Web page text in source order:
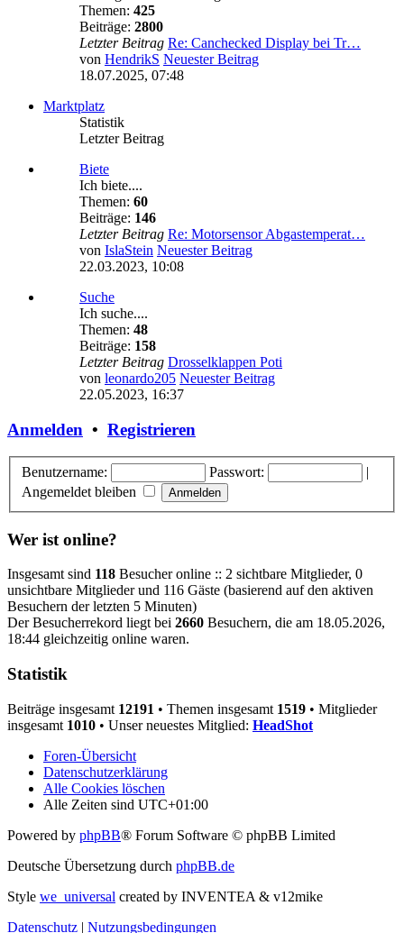
Themen: 425
Beiträge: 2800
Letzter Beitrag Re: Canchecked Display bei Tr…
von HendrikS Neuester Beitrag
18.07.2025, 07:48
Marktplatz
Statistik
Letzter Beitrag
Biete
Ich biete....
Themen: 60
Beiträge: 146
Letzter Beitrag Re: Motorsensor Abgastemperat…
von IslaStein Neuester Beitrag
22.03.2023, 10:08
Suche
Ich suche....
Themen: 48
Beiträge: 158
Letzter Beitrag Drosselklappen Poti
von leonardo205 Neuester Beitrag
22.05.2023, 16:37
Anmelden • Registrieren
Benutzername: Passwort:
|
Angemeldet bleiben
Wer ist online?
Insgesamt sind 118 Besucher online :: 2 sichtbare Mitglieder, 0
unsichtbare Mitglieder und 116 Gäste (basierend auf den aktiven
Besuchern der letzten 5 Minuten)
Der Besucherrekord liegt bei 2660 Besuchern, die am 18.05.2026,
18:44 gleichzeitig online waren.
Statistik
Beiträge insgesamt 12191 • Themen insgesamt 1519 • Mitglieder
insgesamt 1010 • Unser neuestes Mitglied: HeadShot
Foren-Übersicht
Datenschutzerklärung
Alle Cookies löschen
Alle Zeiten sind UTC+01:00
Powered by phpBB® Forum Software © phpBB Limited
Deutsche Übersetzung durch phpBB.de
Style we_universal created by INVENTEA & v12mike
Datenschutz | Nutzungsbedingungen